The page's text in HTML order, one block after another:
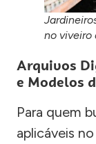
no viveiro
Arquivos
e Modelos
Para quem
aplicáveis